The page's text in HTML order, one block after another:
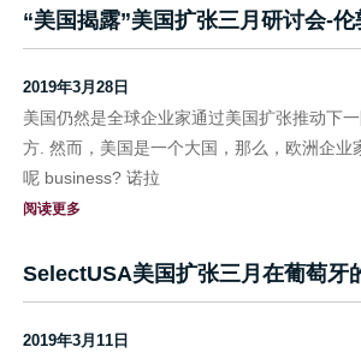
“美国揭露”美国扩张三月研讨会-伦
2019年3月28日
美国仍然是全球企业家通过美国扩张推动下
方. 然而，美国是一个大国，那么，欧洲企业
呢 business? 诺拉
阅读更多
SelectUSA美国扩张三月在葡萄牙
2019年3月11日